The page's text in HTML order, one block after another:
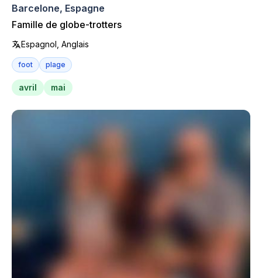
Barcelone, Espagne
Famille de globe-trotters
Espagnol, Anglais
foot plage
avril mai